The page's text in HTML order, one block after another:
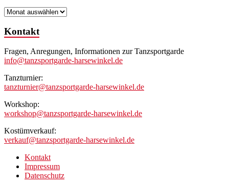
Archiv
Kontakt
Fragen, Anregungen, Informationen zur Tanzsportgarde
info@tanzsportgarde-harsewinkel.de
Tanzturnier:
tanzturnier@tanzsportgarde-harsewinkel.de
Workshop:
workshop@tanzsportgarde-harsewinkel.de
Kostümverkauf:
verkauf@tanzsportgarde-harsewinkel.de
Kontakt
Impressum
Datenschutz